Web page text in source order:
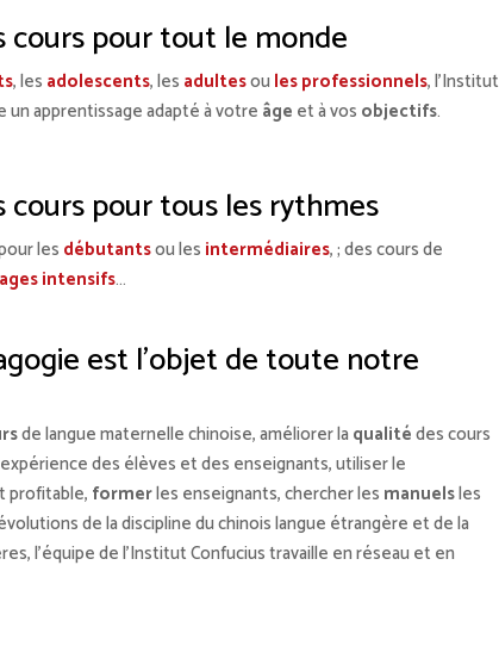
cours pour tout le monde
, les adolescents, les adultesou les professionnels, l’Institut
apprentissage adapté à votre âge et à vos objectifs.
cours pour tous les rythmes
lesdébutantsou les intermédiaires, ; des cours de
intensifs…
est l’objet de toute notre
de langue maternelle chinoise, améliorer la qualitédes cours
des élèves et des enseignants, utiliser le
profitable, formerles enseignants, chercher les manuelsles
de la discipline du chinois langue étrangère et de la
l’équipe de l’Institut Confucius travaille en réseau et en